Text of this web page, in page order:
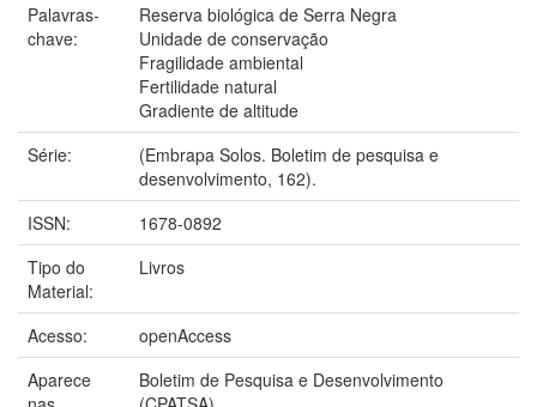
Palavras-
chave:
Reserva biológica de Serra Negra
Unidade de conservação
Fragilidade ambiental
Fertilidade natural
Gradiente de altitude
Série:
(Embrapa Solos. Boletim de pesquisa e
desenvolvimento, 162).
ISSN:
1678-0892
Tipo do
Material:
Livros
Acesso:
openAccess
Aparece
Boletim de Pesquisa e Desenvolvimento